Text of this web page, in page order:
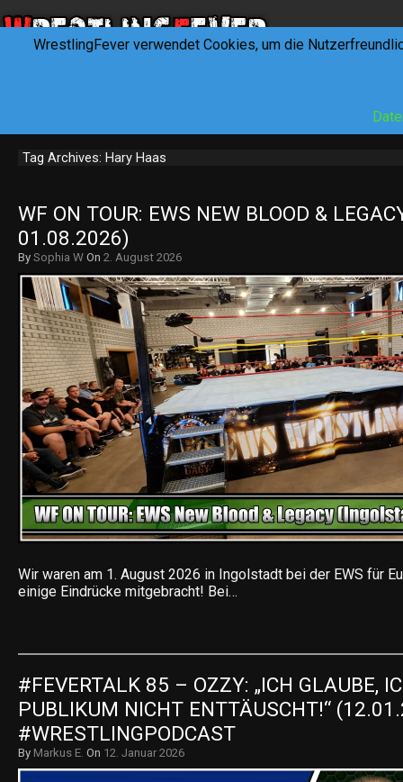
Tag Archives: Hary Haas
WF ON TOUR: EWS NEW BLOOD &
01.08.2026)
By Sophia W On 2. August 2026
Wir waren am 1. August 2026 in Ingolstadt bei der EWS für
einige Eindrücke mitgebracht! Bei…
#FEVERTALK 85 – OZZY: „ICH GLAUBE,
PUBLIKUM NICHT ENTTÄUSCHT!“
#WRESTLINGPODCAST
By Markus E. On 12. Januar 2026
WrestlingFever verwendet Cookies, um die